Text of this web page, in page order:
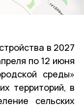
в 2027
по 12 июня
среды»
территорий, в
сельских